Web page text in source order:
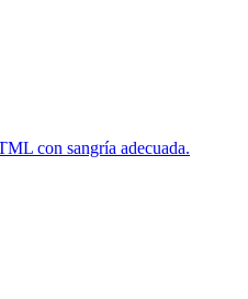
con sangría adecuada.